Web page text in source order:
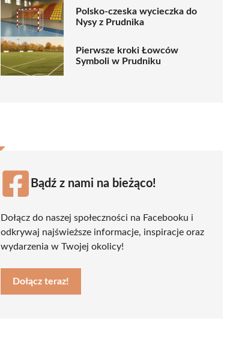
Polsko-czeska wycieczka do
Nysy z Prudnika
Pierwsze kroki Łowców
Symboli w Prudniku
Bądź z nami na bieżąco!
Dołącz do naszej społeczności na Facebooku i
odkrywaj najświeższe informacje, inspiracje oraz
wydarzenia w Twojej okolicy!
Dołącz teraz!